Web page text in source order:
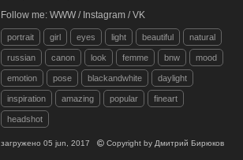
Follow me: WWW / Instagram / VK
portrait girl eyes light beautiful natural
russian canon look femme bnw mood
emotion pose blackandwhite daylight
inspiration amazing popular fineart
headshot
загружено 05 jun, 2017 Copyright by Дмитрий Бирюков